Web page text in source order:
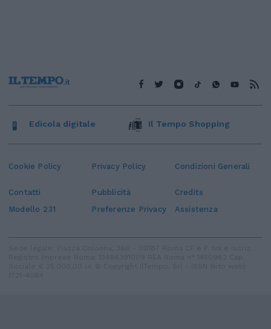
Cookie Policy Privacy Policy Condizioni Generali
Contatti Pubblicità
Credits
Modello 231
Preferenze Privacy Assistenza
Edicola digitale Il Tempo Shopping